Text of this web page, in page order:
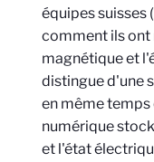
équipes suisses
comment ils ont
magnétique et
distingue d'une
en même
numérique
et l'état